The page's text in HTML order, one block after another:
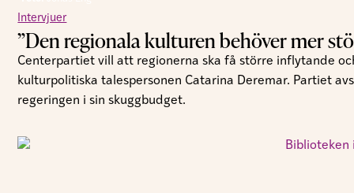
Intervjuer
”Den regionala kulturen behöver mer
Centerpartiet vill att regionerna ska få större inflytande
kulturpolitiska talespersonen Catarina Deremar. Partiet
regeringen i sin skuggbudget.